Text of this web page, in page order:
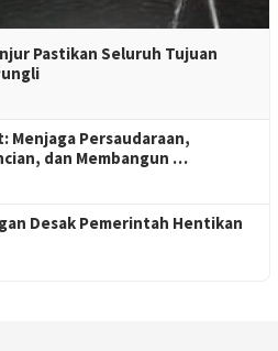
Pastikan Seluruh Tujuan
Menjaga Persaudaraan,
dan Membangun …
Desak Pemerintah Hentikan